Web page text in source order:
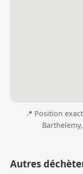
📍 Position
Autres